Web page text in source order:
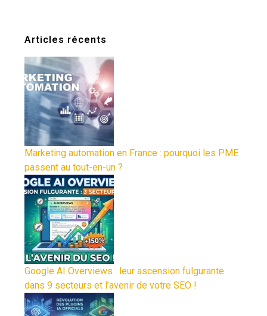
Articles récents
Marketing automation en France : pourquoi les PME
passent au tout-en-un ?
Google AI Overviews : leur ascension fulgurante
dans 9 secteurs et l’avenir de votre SEO !